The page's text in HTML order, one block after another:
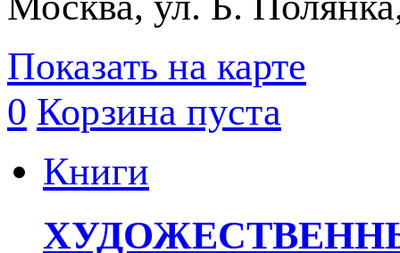
Показать на карте
0 Корзина пуста
Книги